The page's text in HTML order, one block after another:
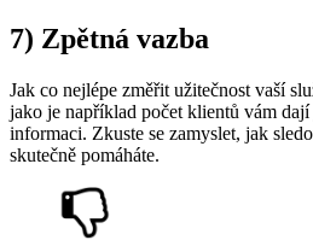
7) Zpětná vazba
Jak co nejlépe změřit užitečnost vaší
jako je například počet klientů vám
informaci. Zkuste se zamyslet, jak
skutečně pomáháte.